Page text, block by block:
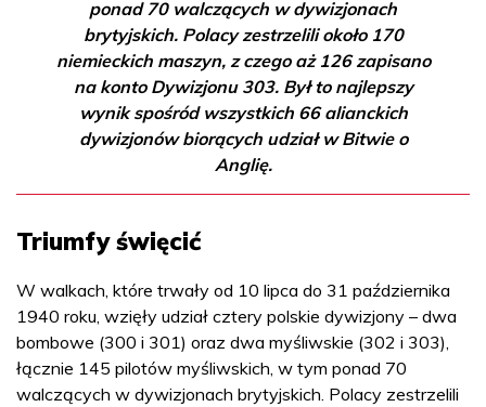
ponad 70 walczących w dywizjonach
brytyjskich. Polacy zestrzelili około 170
niemieckich maszyn, z czego aż 126 zapisano
na konto Dywizjonu 303. Był to najlepszy
wynik spośród wszystkich 66 alianckich
dywizjonów biorących udział w Bitwie o
Anglię.
Triumfy święcić
W walkach, które trwały od 10 lipca do 31 października
1940 roku, wzięły udział cztery polskie dywizjony – dwa
bombowe (300 i 301) oraz dwa myśliwskie (302 i 303),
łącznie 145 pilotów myśliwskich, w tym ponad 70
walczących w dywizjonach brytyjskich. Polacy zestrzelili